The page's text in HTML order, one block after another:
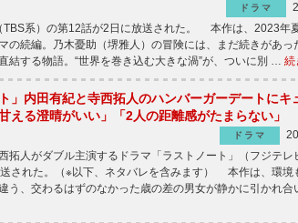
ドラマ
系）の第12話が2日に放送された。 本作は、2023年
の続編。乃木憂助（堺雅人）の冒険には、まだ続きがあっ
結する物語。“世界を巻き込む大きな渦”が、ついに別 … 続
ト」内田有紀と寺西拓人のハンバーガーデートにキ
える澄晴がいい」「2人の距離感がたまらない」
ドラマ
拓人がダブル主演するドラマ「ラストノート」（フジテレ
された。（※以下、ネタバレを含みます） 本作は、環境
う、交わるはずのなかった歳の差の男女が静かに引かれ